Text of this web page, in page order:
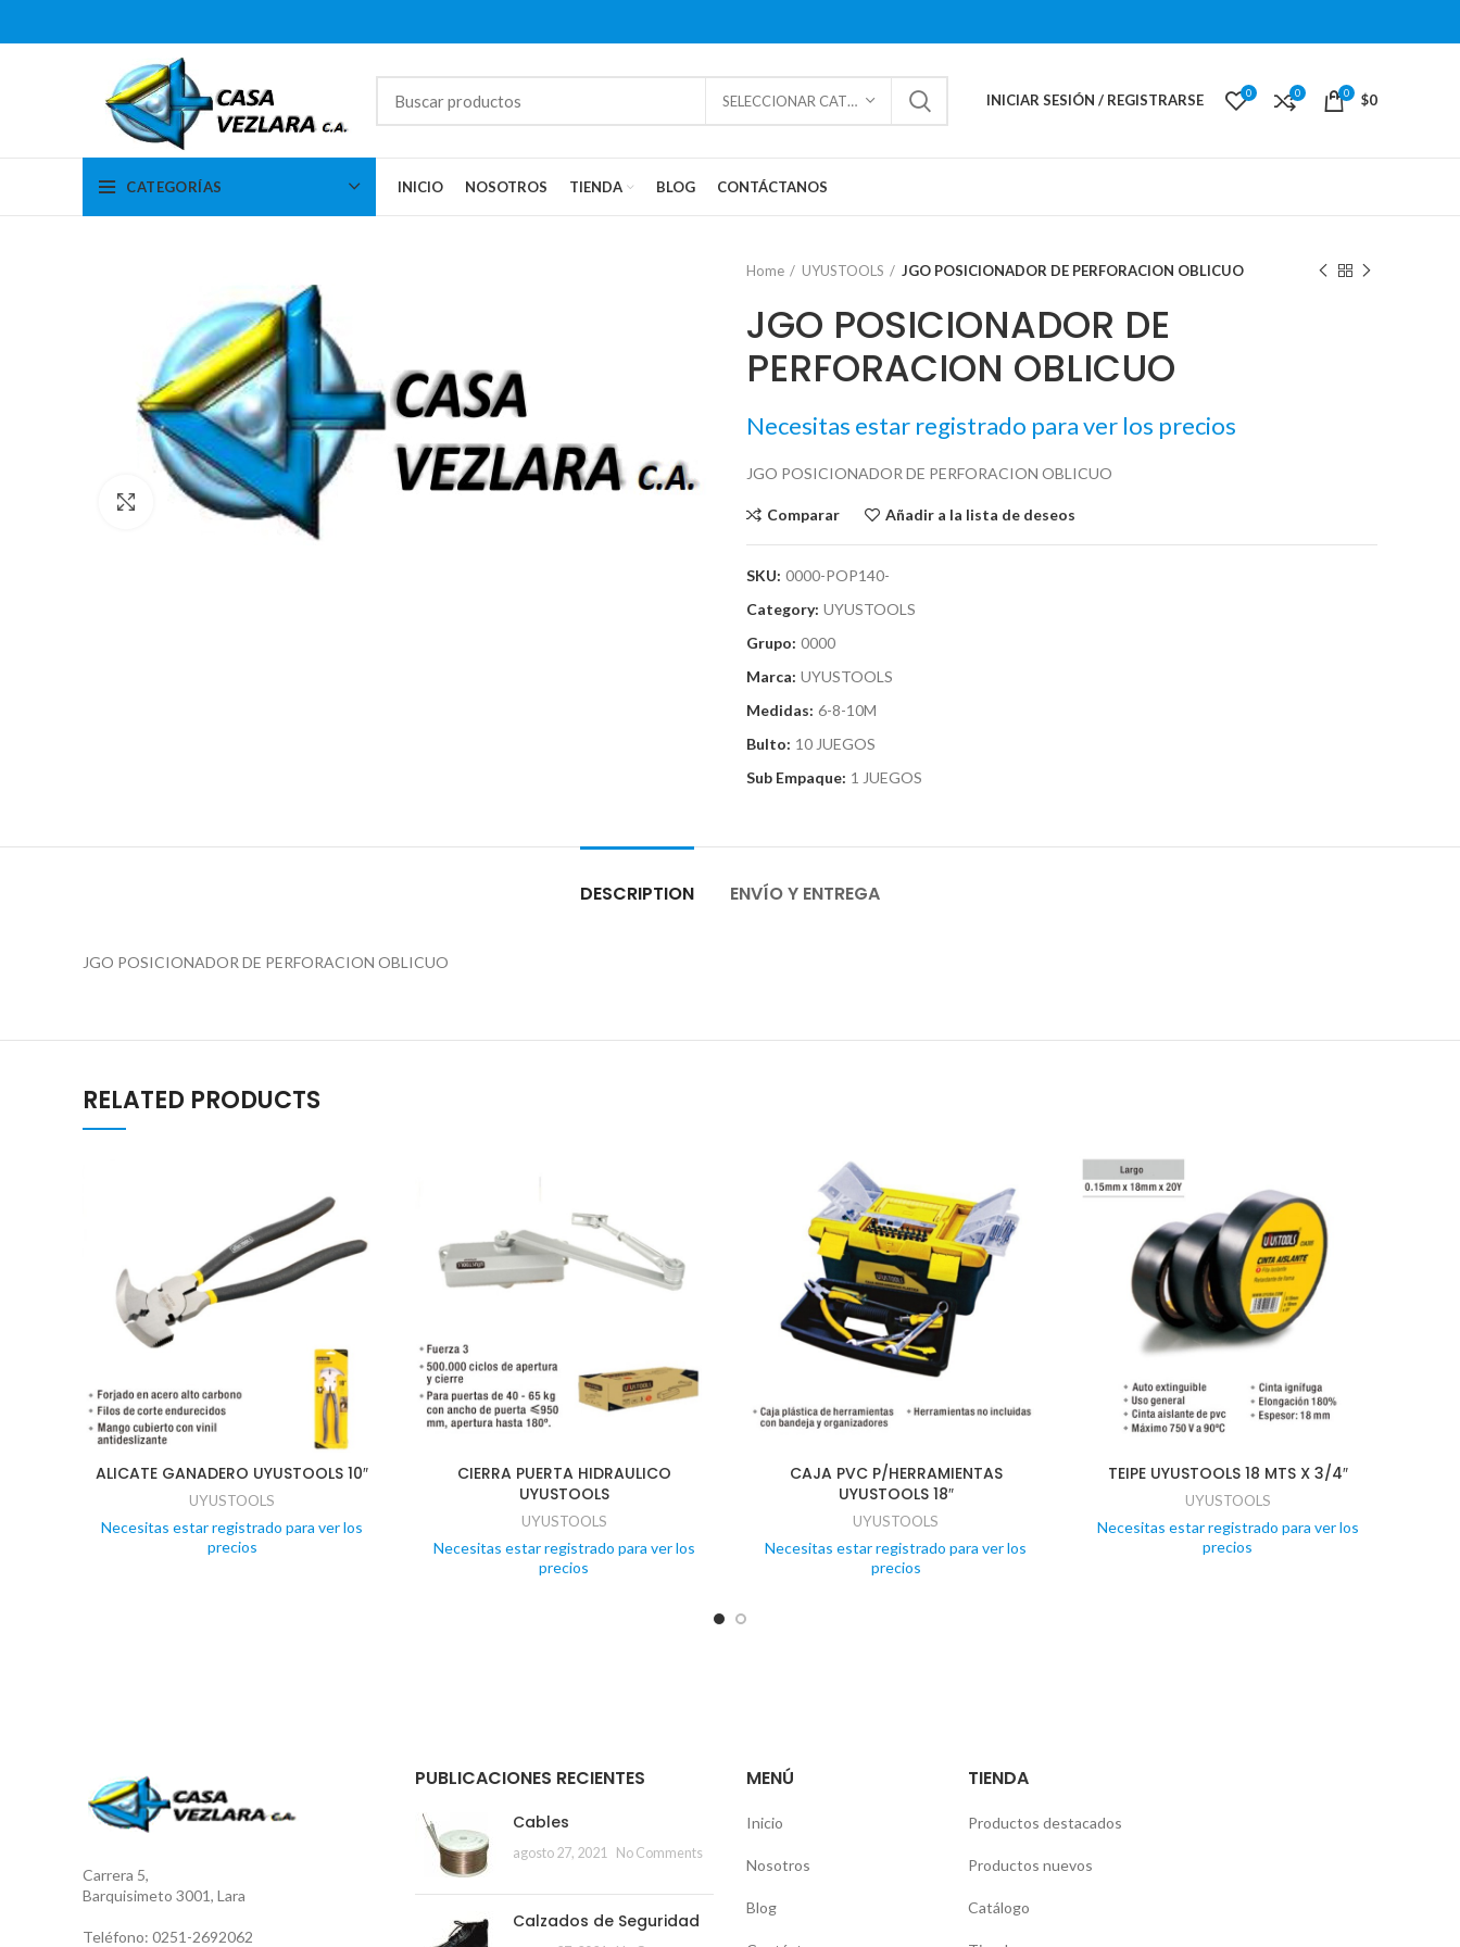
SELECCIONAR CATEGORÍAS INICIAR SESIÓN / REGISTRARSE 0 0 0 $0
CATEGORÍAS INICIO NOSOTROS TIENDA BLOG CONTÁCTANOS
Click para agrandar
Home UYUSTOOLS JGO POSICIONADOR DE PERFORACION OBLICUO
JGO POSICIONADOR DE
PERFORACION OBLICUO
Necesitas estar registrado para ver los precios
JGO POSICIONADOR DE PERFORACION OBLICUO
Comparar Añadir a la lista de deseos
SKU: 0000-POP140-
Category: UYUSTOOLS
Grupo: 0000
Marca: UYUSTOOLS
Medidas: 6-8-10M
Bulto: 10 JUEGOS
Sub Empaque: 1 JUEGOS
DESCRIPTION ENVÍO Y ENTREGA
JGO POSICIONADOR DE PERFORACION OBLICUO
RELATED PRODUCTS
ALICATE GANADERO UYUSTOOLS 10″
UYUSTOOLS
Necesitas estar registrado para ver los
precios
CIERRA PUERTA HIDRAULICO
UYUSTOOLS
UYUSTOOLS
Necesitas estar registrado para ver los
precios
CAJA PVC P/HERRAMIENTAS
UYUSTOOLS 18″
UYUSTOOLS
Necesitas estar registrado para ver los
precios
TEIPE UYUSTOOLS 18 MTS X 3/4″
UYUSTOOLS
Necesitas estar registrado para ver los
precios
Carrera 5,
Barquisimeto 3001, Lara
Teléfono: 0251-2692062
PUBLICACIONES RECIENTES
Cables
agosto 27, 2021 No Comments
Calzados de Seguridad
MENÚ
Inicio
Nosotros
Blog
TIENDA
Productos destacados
Productos nuevos
Catálogo